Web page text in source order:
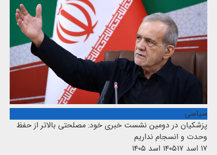
سیاسی
پزشکیان در دومین نشست خبری خود: مصلحتی بالاتر از حفظ
وحدت و انسجام نداریم
۱۷ اسد ۱۴۰۵
۱۷ اسد ۱۴۰۵